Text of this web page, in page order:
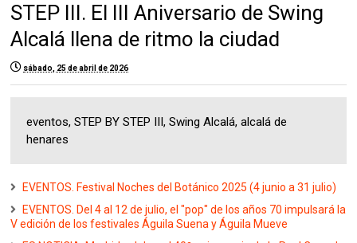
STEP III. El III Aniversario de Swing
Alcalá llena de ritmo la ciudad
sábado, 25 de abril de 2026
eventos, STEP BY STEP III, Swing Alcalá, alcalá de
henares
EVENTOS. Festival Noches del Botánico 2025 (4 junio a 31 julio)
EVENTOS. Del 4 al 12 de julio, el "pop" de los años 70 impulsará la
V edición de los festivales Águila Suena y Águila Mueve